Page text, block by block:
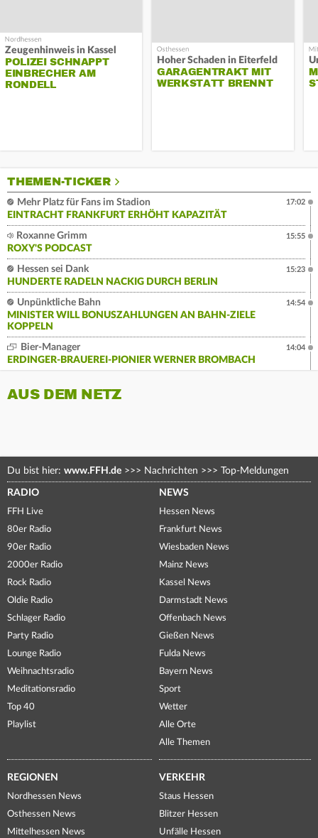
Zeugenhinweis in Kassel
POLIZEI SCHNAPPT
EINBRECHER AM
RONDELL
Hoher Schaden in Eiterfeld
GARAGENTRAKT MIT
WERKSTATT BRENNT
THEMEN-TICKER
Mehr Platz für Fans im Stadion
EINTRACHT FRANKFURT ERHÖHT KAPAZITÄT
17:02
Roxanne Grimm
ROXY'S PODCAST
15:55
Hessen sei Dank
HUNDERTE RADELN NACKIG DURCH BERLIN
15:23
Unpünktliche Bahn
MINISTER WILL BONUSZAHLUNGEN AN BAHN-ZIELE
KOPPELN
14:54
Bier-Manager
ERDINGER-BRAUEREI-PIONIER WERNER BROMBACH
14:04
AUS DEM NETZ
Du bist hier: www.FFH.de >>> Nachrichten >>> Top-Meldungen
RADIO
FFH Live
80er Radio
90er Radio
2000er Radio
Rock Radio
Oldie Radio
Schlager Radio
Party Radio
Lounge Radio
Weihnachtsradio
Meditationsradio
Top 40
Playlist
NEWS
Hessen News
Frankfurt News
Wiesbaden News
Mainz News
Kassel News
Darmstadt News
Offenbach News
Gießen News
Fulda News
Bayern News
Sport
Wetter
Alle Orte
Alle Themen
REGIONEN
Nordhessen News
Osthessen News
Mittelhessen News
VERKEHR
Staus Hessen
Blitzer Hessen
Unfälle Hessen